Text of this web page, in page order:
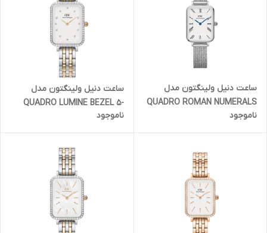
ساعت دنیل ولینگتون مدل
QUADRO ROMAN NUMERALS
- سیلور صفحه سفید (زنانه)
ناموجود
ساعت دنیل ولینگتون مدل
QUADRO LUMINE BEZEL 5-
نگین دار (زنانه)
ناموجود